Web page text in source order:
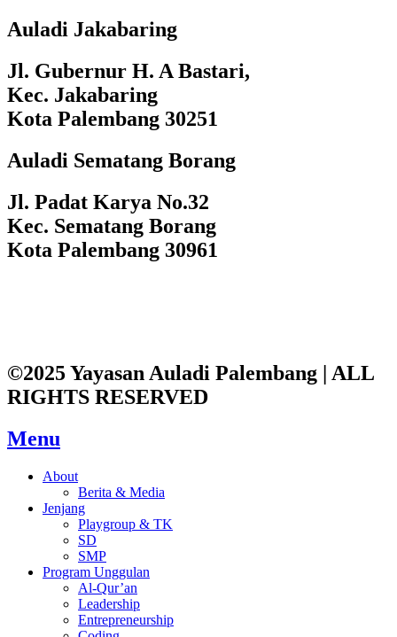
Auladi Jakabaring
Jl. Gubernur H. A Bastari,
Kec. Jakabaring
Kota Palembang 30251
Auladi Sematang Borang
Jl. Padat Karya No.32
Kec. Sematang Borang
Kota Palembang 30961
©2025 Yayasan Auladi Palembang | ALL
RIGHTS RESERVED
Menu
About
Berita & Media
Jenjang
Playgroup & TK
SD
SMP
Program Unggulan
Al-Qur’an
Leadership
Entrepreneurship